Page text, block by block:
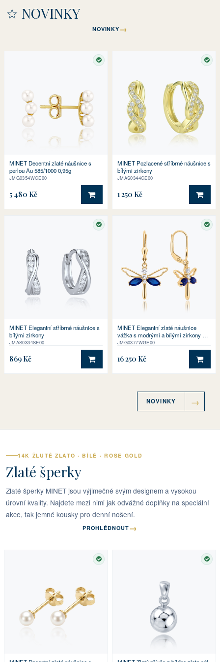
☆ NOVINKY
NOVINKY →
SKLADEM
MINET Decentní zlaté náušnice s
perlou Au 585/1000 0,95g
JMG0354WGE00
5 480 Kč DO KOŠÍKU
MINET Pozlacené stříbrné náušnice s
bílými zirkony
JMAS0344GE00
1 250 Kč DO
SKLADEM
MINET Elegantní stříbrné náušnice s
bílými zirkony
JMAS0334SE00
869 Kč DO KOŠÍKU
MINET Elegantní zlaté náušnice
vážka s modrými a bílými zirkony Au
585/1000 2,50g
JMG0377WGE00
16 250 Kč DO
NOVINKY
14K ŽLUTÉ ZLATO · BÍLÉ · ROSE GOLD
Zlaté šperky
Zlaté šperky MINET jsou výjimečné svým designem a vysokou
úrovní kvality. Najdete mezi nimi jak odvážné doplňky na speciální
akce, tak jemné kousky pro denní nošení.
PROHLÉDNOUT →
SKLADEM